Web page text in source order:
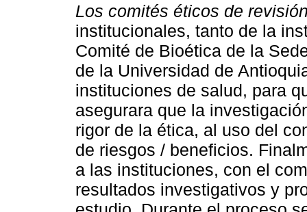
Los comités éticos de
institucionales, tanto de la
Comité de Bioética de la
de la Universidad de
instituciones de salud, para
asegurara que la
rigor de la ética, al uso del
de riesgos / beneficios.
a las instituciones, con el
resultados investigativos y